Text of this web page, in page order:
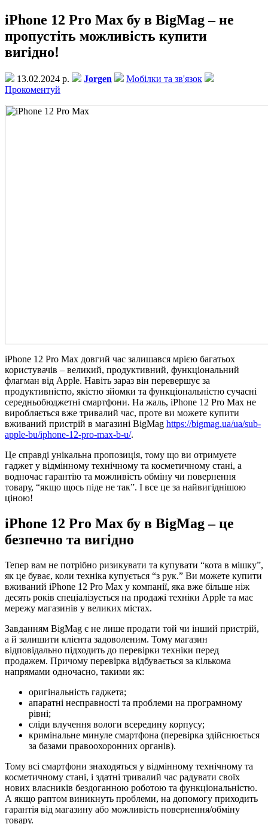
iPhone 12 Pro Max бу в BigMag – не
пропустіть можливість купити
вигідно!
13.02.2024 р. Jorgen
Мобілки та зв'язок
Прокоментуй
iPhone 12 Pro Max довгий час залишався мрією багатьох
користувачів – великий, продуктивний, функціональний
флагман від Apple. Навіть зараз він перевершує за
продуктивністю, якістю зйомки та функціональністю сучасні
середньобюджетні смартфони. На жаль, iPhone 12 Pro Max не
виробляється вже тривалий час, проте ви можете купити
вживаний пристрій в магазині BigMag https://bigmag.ua/ua/sub-
apple-bu/iphone-12-pro-max-b-u/.
Це справді унікальна пропозиція, тому що ви отримуєте
гаджет у відмінному технічному та косметичному стані, а
водночас гарантію та можливість обміну чи повернення
товару, “якщо щось піде не так”. І все це за найвигіднішою
ціною!
iPhone 12 Pro Max бу в BigMag – це
безпечно та вигідно
Тепер вам не потрібно ризикувати та купувати “кота в мішку”,
як це буває, коли техніка купується “з рук.” Ви можете купити
вживаний iPhone 12 Pro Max у компанії, яка вже більше ніж
десять років спеціалізується на продажі техніки Apple та має
мережу магазинів у великих містах.
Завданням BigMag є не лише продати той чи інший пристрій,
а й залишити клієнта задоволеним. Тому магазин
відповідально підходить до перевірки техніки перед
продажем. Причому перевірка відбувається за кількома
напрямами одночасно, такими як:
оригінальність гаджета;
апаратні несправності та проблеми на програмному
рівні;
сліди влучення вологи всередину корпусу;
кримінальне минуле смартфона (перевірка здійснюється
за базами правоохоронних органів).
Тому всі смартфони знаходяться у відмінному технічному та
косметичному стані, і здатні тривалий час радувати своїх
нових власників бездоганною роботою та функціональністю.
А якщо раптом виникнуть проблеми, на допомогу приходить
гарантія від магазину або можливість повернення/обміну
товару.